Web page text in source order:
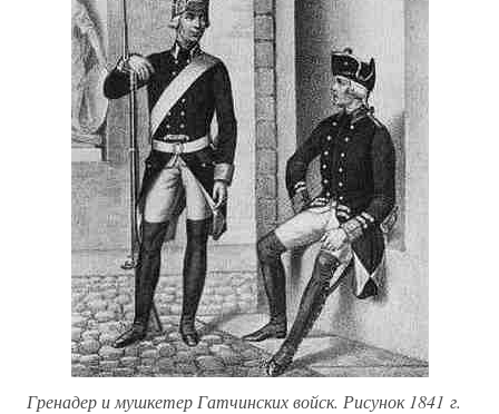
Гренадер и мушкетер Гатчинских войск. Рисунок 1841 г.